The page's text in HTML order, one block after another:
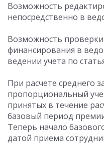
Возможность
непосредственно в
Возможность
финансирования в
ведении учета по
При расчете среднего
пропорциональный
принятых в течение
базовый период
Теперь начало
датой приема